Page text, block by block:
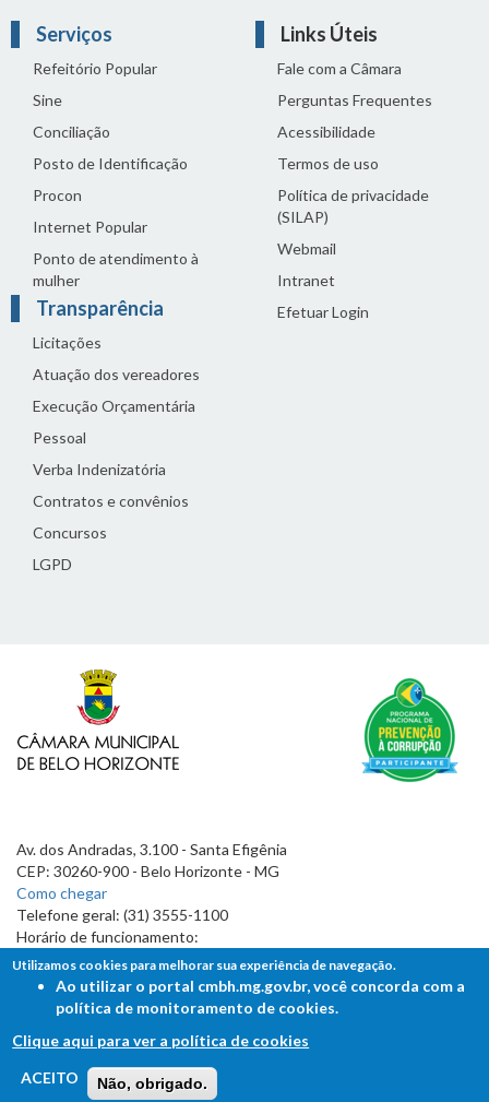
Serviços
Refeitório Popular
Sine
Conciliação
Posto de Identificação
Procon
Internet Popular
Ponto de atendimento à
mulher
Transparência
Licitações
Atuação dos vereadores
Execução Orçamentária
Pessoal
Verba Indenizatória
Contratos e convênios
Concursos
LGPD
Links Úteis
Fale com a Câmara
Perguntas Frequentes
Acessibilidade
Termos de uso
Política de privacidade
(SILAP)
Webmail
Intranet
Efetuar Login
Av. dos Andradas, 3.100 - Santa Efigênia
CEP: 30260-900 - Belo Horizonte - MG
Como chegar
Telefone geral: (31) 3555-1100
Horário de funcionamento:
7h às 19h
FALE COM A CÂMARA
Ouvidoria - Lei de Acesso à Informação
Utilizamos cookies para melhorar sua experiência de navegação.
Ao utilizar o portal cmbh.mg.gov.br, você concorda com a
política de monitoramento de cookies.
Clique aqui para ver a política de cookies
ACEITO
Não, obrigado.